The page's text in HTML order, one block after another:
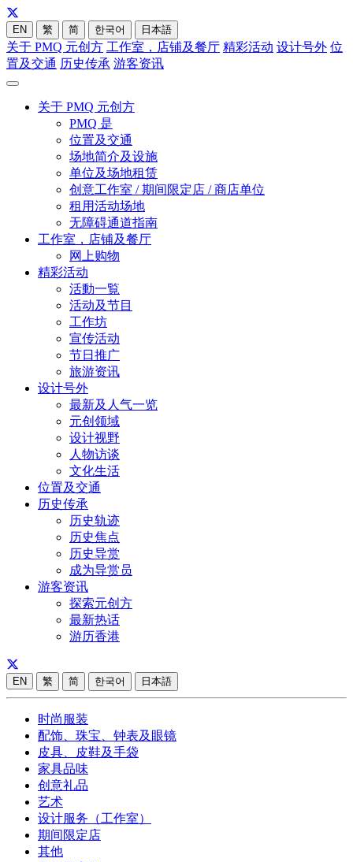
EN 繁 简 한국어 日本語
关于 PMQ 元创方 工作室，店铺及餐厅 精彩活动 设计号外 位
置及交通 历史传承 游客资讯
关于 PMQ 元创方
PMQ 是
位置及交通
场地简介及设施
单位及场地租赁
创意工作室 / 期间限定店 / 商店单位
租用活动场地
无障碍通道指南
工作室，店铺及餐厅
网上购物
精彩活动
活動一覧
活动及节目
工作坊
宣传活动
节日推广
旅游资讯
设计号外
最新及人气一览
元创领域
设计视野
人物访谈
文化生活
位置及交通
历史传承
历史轨迹
历史焦点
历史导赏
成为导赏员
游客资讯
探索元创方
最新热话
游历香港
EN 繁 简 한국어 日本語
时尚服装
配饰、珠宝、钟表及眼镜
皮具、皮鞋及手袋
家具品味
创意礼品
艺术
设计服务（工作室）
期间限定店
其他